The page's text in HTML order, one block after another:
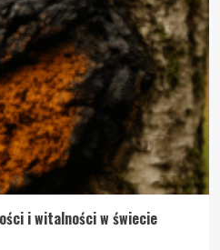
i witalności w świecie